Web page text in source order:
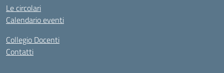
Le circolari
Calendario eventi
Collegio Docenti
Contatti